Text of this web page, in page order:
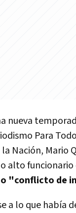
nueva
Para
Nación, Mario
alto funcionario
"conflicto de
a lo que habí­a